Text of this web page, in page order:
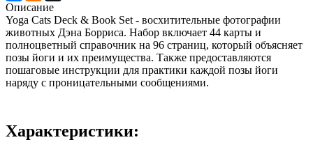
Описание
Yoga Cats Deck & Book Set - восхитительные фотографии
животных Дэна Борриса. Набор включает 44 карты и
полноцветный справочник на 96 страниц, который объясняет
позы йоги и их преимущества. Также предоставляются
пошаговые инструкции для практики каждой позы йоги
наряду с проницательными сообщениями.
Характеристики: